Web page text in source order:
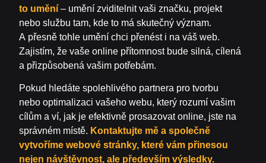
to umění – umění zviditelnit vaši značku, projekt
nebo službu tam, kde to má skutečný význam.
A přesně tohle umění chci přenést i na váš web.
Zajistím, že vaše online přítomnost bude silná, cílená
a přizpůsobená vašim potřebám.
Pokud hledáte spolehlivého partnera pro tvorbu
nebo optimalizaci vašeho webu, který rozumí vašim
cílům a ví, jak je efektivně prosazovat online, jste na
správném místě. Kontaktujte mě a společně
vytvoříme webové stránky, které vám přinesou
nejen návštěvnost, ale především výsledky.